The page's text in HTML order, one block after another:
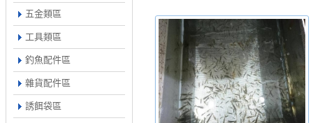
五金類區
工具類區
釣魚配件區
雜貨配件區
誘餌袋區